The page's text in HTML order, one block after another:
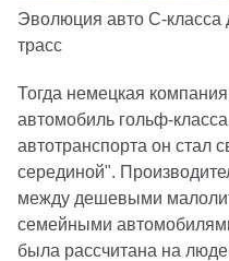
Эволюция авто С-класса
трасс
Тогда немецкая
автомобиль гольф-
автотранспорта он стал
серединой".
между дешевыми
семейными
была рассчитана на